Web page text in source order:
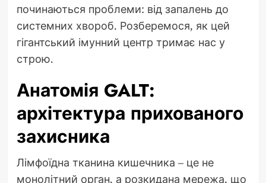
починаються проблеми: від запалень до
системних хвороб. Розберемося, як цей
гігантський імунний центр тримає нас у
строю.
Анатомія GALT:
архітектура прихованого
захисника
Лімфоїдна тканина кишечника – це не
монолітний орган, а розкидана мережа, що